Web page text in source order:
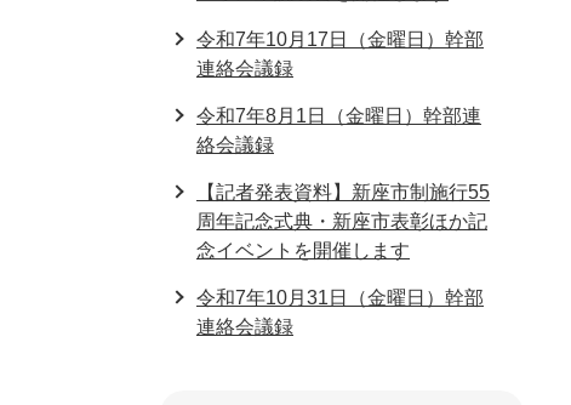
令和7年10月17日（金曜日）幹部
連絡会議録
令和7年8月1日（金曜日）幹部連
絡会議録
【記者発表資料】新座市制施行55
周年記念式典・新座市表彰ほか記
念イベントを開催します
令和7年10月31日（金曜日）幹部
連絡会議録